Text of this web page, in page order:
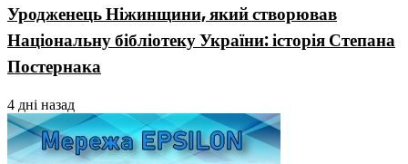
Уродженець Ніжинщини, який створював
Національну бібліотеку України: історія Степана
Постернака
4 дні назад